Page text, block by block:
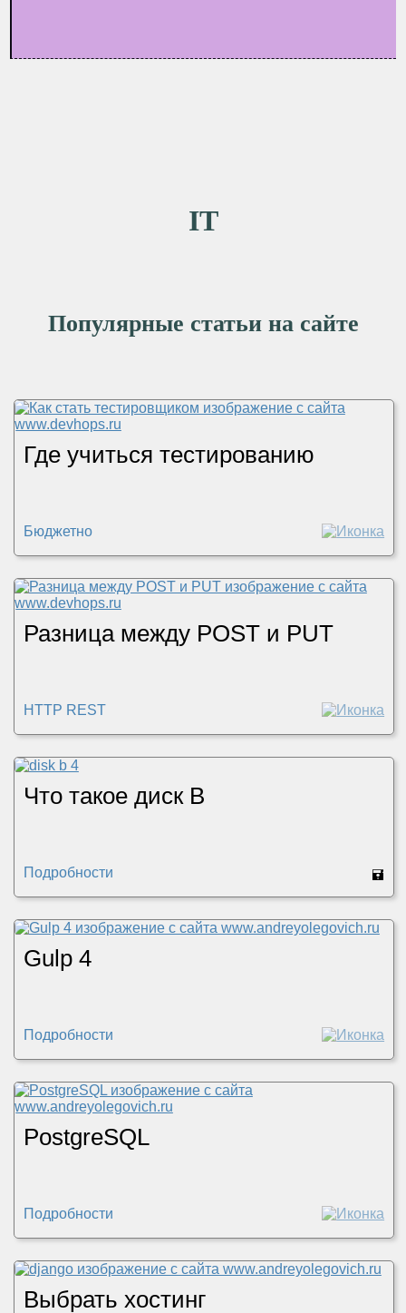
IT
Популярные статьи на сайте
Где учиться тестированию
Бюджетно
Разница между POST и PUT
HTTP REST
Что такое диск B
Подробности 🖬
Gulp 4
Подробности
PostgreSQL
Подробности
Выбрать хостинг